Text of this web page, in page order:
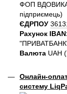
ФОП ВДОВИКА
пiдприємець)
ЄДРПОУ
Рахунок
Валюта UAH
Онлайн-
систему